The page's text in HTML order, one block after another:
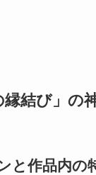
縁結び」の
と作品内の